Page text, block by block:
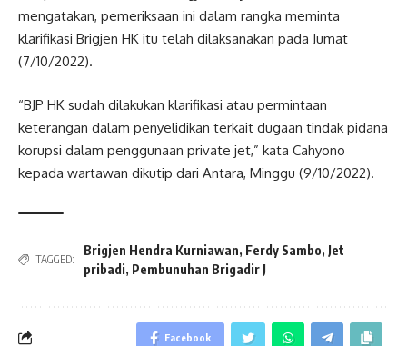
mengatakan, pemeriksaan ini dalam rangka meminta
klarifikasi Brigjen HK itu telah dilaksanakan pada Jumat
(7/10/2022).
“BJP HK sudah dilakukan klarifikasi atau permintaan
keterangan dalam penyelidikan terkait dugaan tindak pidana
korupsi dalam penggunaan private jet,” kata Cahyono
kepada wartawan dikutip dari Antara, Minggu (9/10/2022).
TAGGED:
Brigjen Hendra Kurniawan, Ferdy Sambo, Jet
pribadi, Pembunuhan Brigadir J
Facebook